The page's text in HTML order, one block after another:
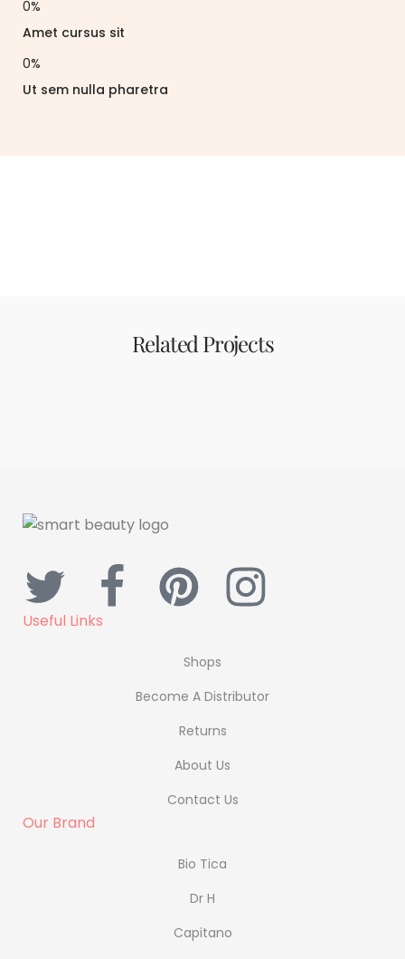
0%
Amet cursus sit
0%
Ut sem nulla pharetra
Related Projects
Useful Links
Shops
Become A Distributor
Returns
About Us
Contact Us
Our Brand
Bio Tica
Dr H
Capitano